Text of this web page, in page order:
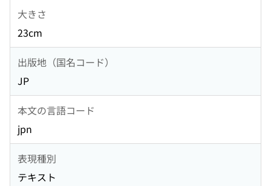
大きさ
23cm
出版地（国名コード）
JP
本文の言語コード
jpn
表現種別
テキスト